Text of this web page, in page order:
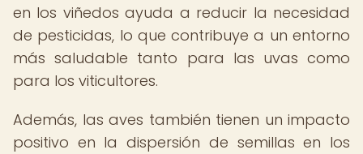
en los viñedos ayuda a reducir la necesidad
de pesticidas, lo que contribuye a un entorno
más saludable tanto para las uvas como
para los viticultores.
Además, las aves también tienen un impacto
positivo en la dispersión de semillas en los